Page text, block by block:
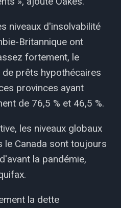
niveaux d'insolvabilité
Britannique ont
fortement, le
prêts hypothécaires
provinces ayant
de 76,5 % et 46,5 %.
les niveaux globaux
le Canada sont toujours
la pandémie,
la dette